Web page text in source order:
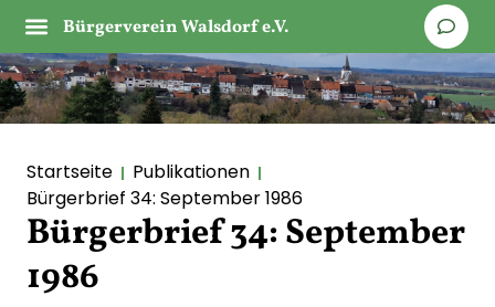
Bürgerverein Walsdorf e.V.
Startseite
Publikationen
Bürgerbrief 34: September 1986
Bürgerbrief 34: September
1986